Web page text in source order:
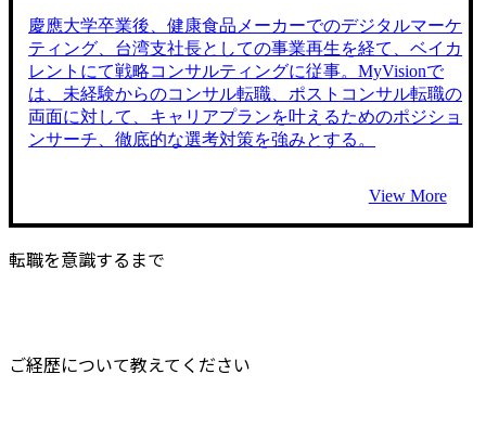
慶應大学卒業後、健康食品メーカーでのデジタルマーケ
ティング、台湾支社長としての事業再生を経て、ベイカ
レントにて戦略コンサルティングに従事。MyVisionで
は、未経験からのコンサル転職、ポストコンサル転職の
両面に対して、キャリアプランを叶えるためのポジショ
ンサーチ、徹底的な選考対策を強みとする。
View More
転職を意識するまで
ご経歴について教えてください